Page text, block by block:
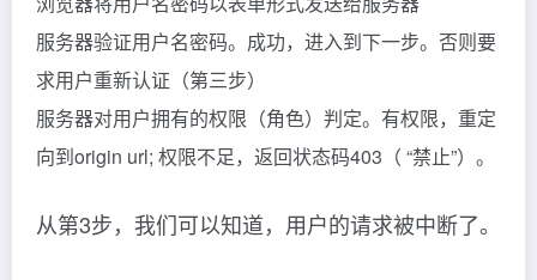
服务器验证用户名密码。成功，进入到下一步。否则要
求用户重新认证（第三步）
服务器对用户拥有的权限（角色）判定。有权限，重定
向到origin url; 权限不足，返回状态码403（ “禁止”）。
从第3步，我们可以知道，用户的请求被中断了。